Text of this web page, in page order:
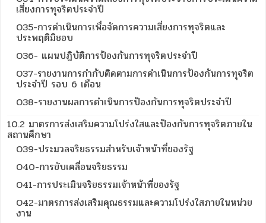
เสี่ยงการทุจริตประจำปี
O35-การดำเนินการเพื่อจัดการความเสี่ยงการทุจริตและ
ประพฤติมิชอบ
O36- แผนปฏิบัติการป้องกันการทุจริตประจำปี
O37-รายงานการกำกับติดตามการดำเนินการป้องกันการทุจริต
ประจำปี รอบ 6 เดือน
O38-รายงานผลการดำเนินการป้องกันการทุจริตประจำปี
10.2 มาตรการส่งเสริมความโปร่งใสและป้องกันการทุจริตภายใน
สถานศึกษา
O39-ประมวลจริยธรรมสำหรับเจ้าหน้าที่ของรัฐ
O40-การขับเคลื่อนจริยธรรม
O41-การประเมินจริยธรรมเจ้าหน้าที่ของรัฐ
O42-มาตรการส่งเสริมคุณธรรมและความโปร่งใสภายในหน่วย
งาน